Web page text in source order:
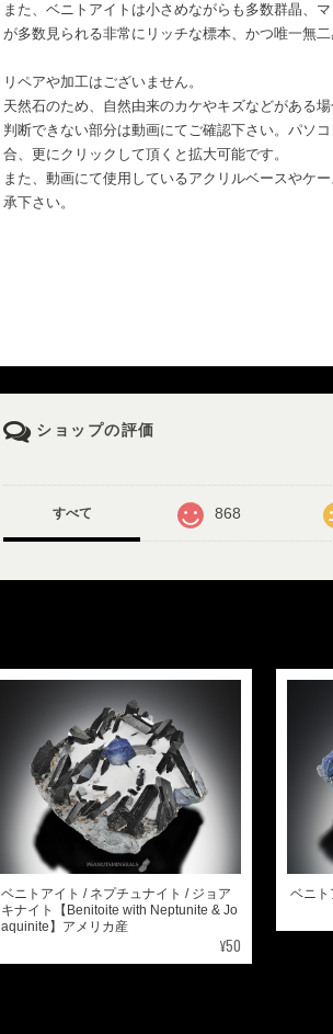
また、ベニトアイトは小さめながらも多数群晶、
が多数見られる非常にリッチな標本、かつ唯一無二
リペアや加工はございません。
天然石のため、自然由来のカケやキズなどがある
判断できない部分は動画にてご確認下さい。パソ
合、更にクリックして頂くと拡大可能です。
また、動画にて使用しているアクリルベースやケ
承下さい。
ショップの評価
すべて 868
ベニトアイト / ネプチュナイト / ジョア
キナイト【Benitoite with Neptunite & Jo
aquinite】アメリカ産
¥50
ベニト